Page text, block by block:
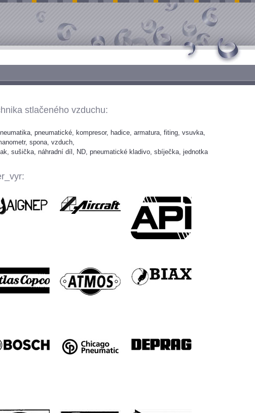
stlačeného vzduchu:
pneumatické, kompresor, hadice, armatura, fiting, vsuvka,
spona, vzduch,
sušička, náhradní díl, ND, pneumatické kladivo, sbíječka, jednotka